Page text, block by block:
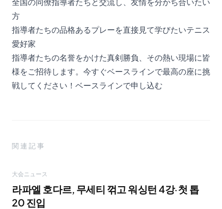
方
指導者たちの品格あるプレーを直接見て学びたいテニス
愛好家
指導者たちの名誉をかけた真剣勝負、その熱い現場に皆
様をご招待します。今すぐベースラインで最高の座に挑
戦してください！ ベースラインで申し込む
関連記事
大会ニュース
라파엘 호다르, 무세티 꺾고 워싱턴 4강·첫 톱
20 진입